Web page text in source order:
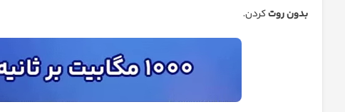
بدون روتکردن.